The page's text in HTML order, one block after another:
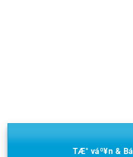
TÆ° váº¥n &